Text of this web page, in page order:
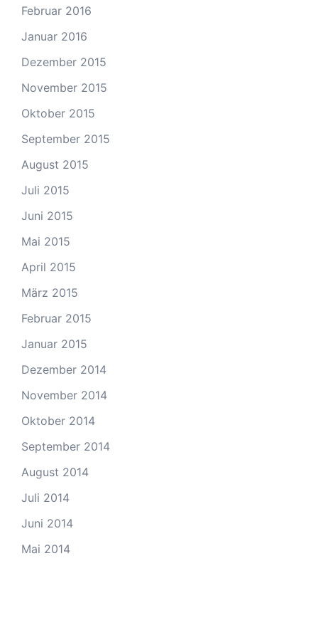
Februar 2016
Januar 2016
Dezember 2015
November 2015
Oktober 2015
September 2015
August 2015
Juli 2015
Juni 2015
Mai 2015
April 2015
März 2015
Februar 2015
Januar 2015
Dezember 2014
November 2014
Oktober 2014
September 2014
August 2014
Juli 2014
Juni 2014
Mai 2014